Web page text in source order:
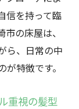
信を持って臨
の床屋は、
ら、日常の中
特徴です。
重視の髪型